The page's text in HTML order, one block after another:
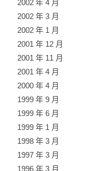
2002 年 4 月
2002 年 3 月
2002 年 1 月
2001 年 12 月
2001 年 11 月
2001 年 4 月
2000 年 4 月
1999 年 9 月
1999 年 6 月
1999 年 1 月
1998 年 3 月
1997 年 3 月
1996 年 3 月